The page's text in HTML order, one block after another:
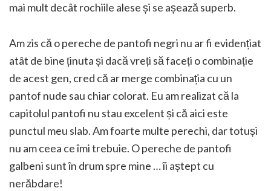
mai mult decât rochiile alese și se așează superb.
Am zis că o pereche de pantofi negri nu ar fi evidențiat
atât de bine ținuta și dacă vreți să faceți o combinație
de acest gen, cred că ar merge combinația cu un
pantof nude sau chiar colorat. Eu am realizat că la
capitolul pantofi nu stau excelent și că aici este
punctul meu slab. Am foarte multe perechi, dar totuși
nu am ceea ce îmi trebuie. O pereche de pantofi
galbeni sunt în drum spre mine … îi aștept cu
nerăbdare!